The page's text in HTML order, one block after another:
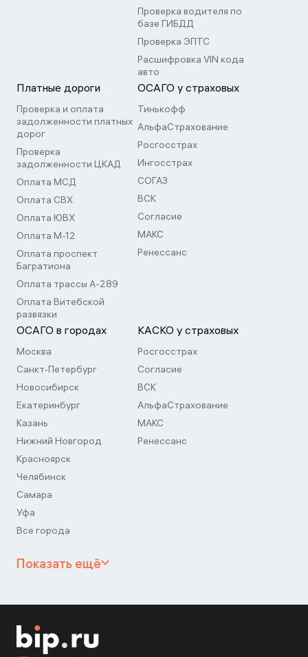
Проверка водителя по
базе ГИБДД
Проверка ЭПТС
Расшифровка VIN кода
авто
Платные дороги
Проверка и оплата
задолженности платных
дорог
Проверка
задолженности ЦКАД
Оплата МСД
Оплата СВХ
Оплата ЮВХ
Оплата М-12
Оплата проспект
Багратиона
Оплата трассы А-289
Оплата Витебской
развязки
ОСАГО у страховых
Тинькофф
АльфаСтрахование
Росгосстрах
Ингосстрах
СОГАЗ
ВСК
Согласие
МАКС
Ренессанс
ОСАГО в городах
Москва
Санкт-Петербург
Новосибирск
Екатеринбург
Казань
Нижний Новгород
Красноярск
Челябинск
Самара
Уфа
Все города
КАСКО у страховых
Росгосстрах
Согласие
ВСК
АльфаСтрахование
МАКС
Ренессанс
Показать ещё